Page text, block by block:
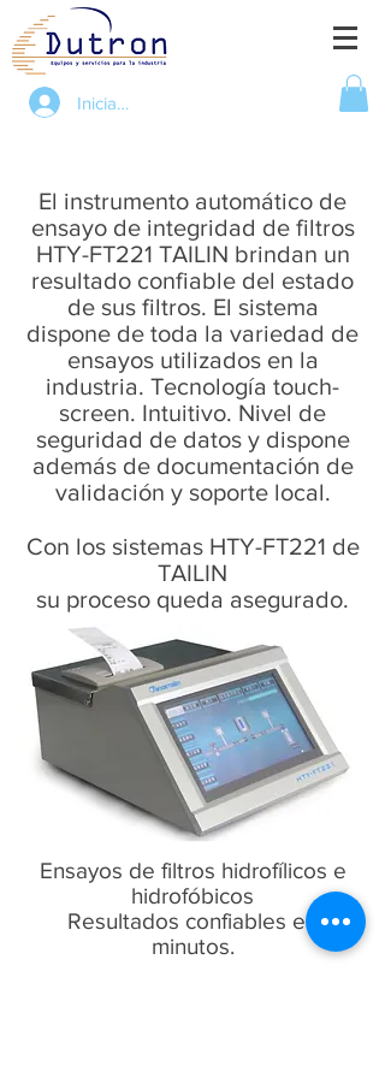
Iniciar sesión
El instrumento automático de
ensayo de integridad de filtros
HTY-FT221 TAILIN brindan un
resultado confiable del estado
de sus filtros. El sistema
dispone de toda la variedad de
ensayos utilizados en la
industria. Tecnología touch-
screen. Intuitivo. Nivel de
seguridad de datos y dispone
además de documentación de
validación y soporte local.
Con los sistemas HTY-FT221 de
TAILIN
su proceso queda asegurado.
Ensayos de filtros hidrofílicos e
hidrofóbicos
Resultados confiables en
minutos.